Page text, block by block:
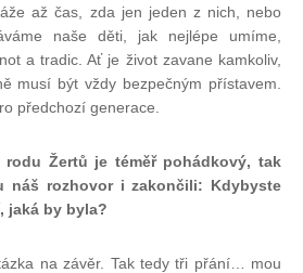
až čas, zda jen jeden z nich, nebo
naše děti, jak nejlépe umíme,
a tradic. Ať je život zavane kamkoliv,
musí být vždy bezpečným přístavem.
předchozí generace.
rodu Žertů je téměř pohádkový, tak
náš rozhovor i zakončili: Kdybyste
jaká by byla?
na závěr. Tak tedy tři přání… mou